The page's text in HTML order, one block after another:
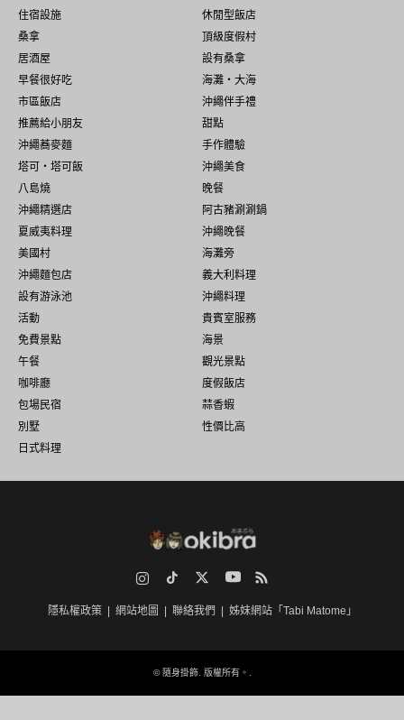
住宿設施
休閒型飯店
桑拿
頂級度假村
居酒屋
設有桑拿
早餐很好吃
海灘・大海
市區飯店
沖繩伴手禮
推薦給小朋友
甜點
沖繩蕎麥麵
手作體驗
塔可・塔可飯
沖繩美食
八島燒
晚餐
沖繩精選店
阿古豬涮涮鍋
夏威夷料理
沖繩晚餐
美國村
海灘旁
沖繩麵包店
義大利料理
設有游泳池
沖繩料理
活動
貴賓室服務
免費景點
海景
午餐
觀光景點
咖啡廳
度假飯店
包場民宿
蒜香蝦
別墅
性價比高
日式料理
YouTube RSS
隱私權政策 網站地圖 聯絡我們 姊妹網站「Tabi Matome」
© 隨身掛飾. 版權所有。.